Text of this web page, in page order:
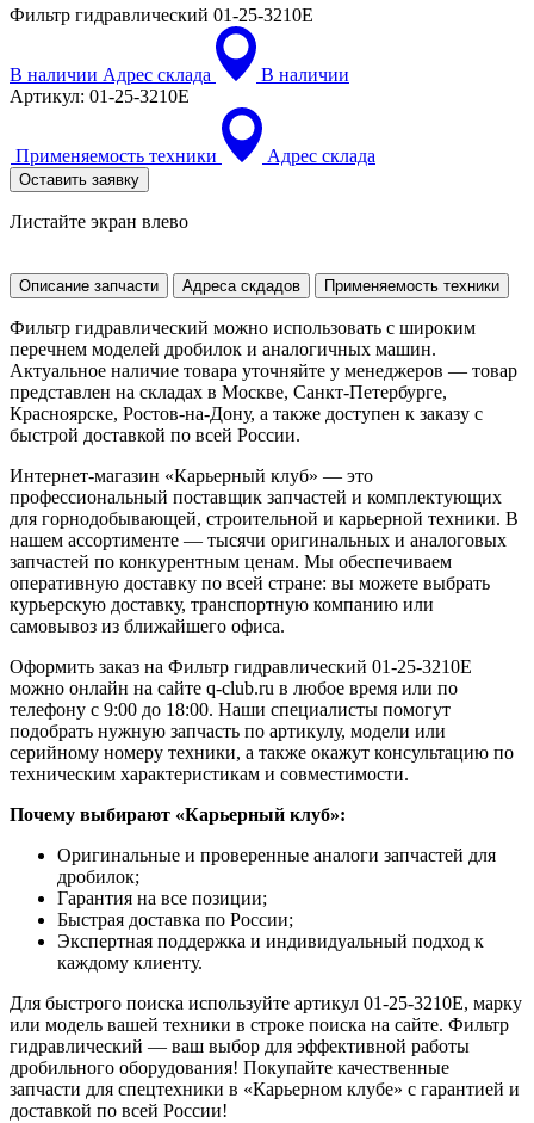
Фильтр гидравлический 01-25-3210E
В наличии Адрес склада
В наличии
Артикул: 01-25-3210E
Применяемость техники Адрес склада
Оставить заявку
Листайте экран влево
Описание запчасти Адреса скдадов Применяемость техники
Фильтр гидравлический можно использовать с широким
перечнем моделей дробилок и аналогичных машин.
Актуальное наличие товара уточняйте у менеджеров — товар
представлен на складах в Москве, Санкт-Петербурге,
Красноярске, Ростов-на-Дону, а также доступен к заказу с
быстрой доставкой по всей России.
Интернет-магазин «Карьерный клуб» — это
профессиональный поставщик запчастей и комплектующих
для горнодобывающей, строительной и карьерной техники. В
нашем ассортименте — тысячи оригинальных и аналоговых
запчастей по конкурентным ценам. Мы обеспечиваем
оперативную доставку по всей стране: вы можете выбрать
курьерскую доставку, транспортную компанию или
самовывоз из ближайшего офиса.
Оформить заказ на Фильтр гидравлический 01-25-3210E
можно онлайн на сайте q-club.ru в любое время или по
телефону с 9:00 до 18:00. Наши специалисты помогут
подобрать нужную запчасть по артикулу, модели или
серийному номеру техники, а также окажут консультацию по
техническим характеристикам и совместимости.
Почему выбирают «Карьерный клуб»:
Оригинальные и проверенные аналоги запчастей для
дробилок;
Гарантия на все позиции;
Быстрая доставка по России;
Экспертная поддержка и индивидуальный подход к
каждому клиенту.
Для быстрого поиска используйте артикул 01-25-3210E, марку
или модель вашей техники в строке поиска на сайте. Фильтр
гидравлический — ваш выбор для эффективной работы
дробильного оборудования! Покупайте качественные
запчасти для спецтехники в «Карьерном клубе» с гарантией и
доставкой по всей России!